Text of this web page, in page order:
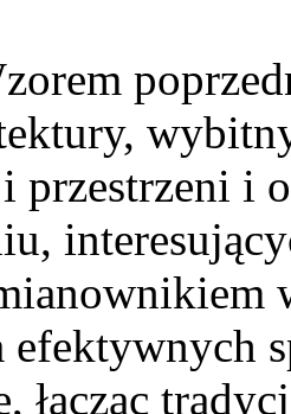
przestrzeni i
efektywnych
łącząc